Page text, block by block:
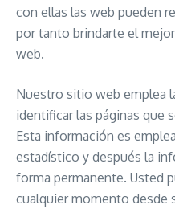
con ellas las web pueden
por tanto brindarte el
web.
Nuestro sitio web emplea
identificar las páginas que
Esta información es
estadístico y después la
forma permanente. Usted
cualquier momento desde